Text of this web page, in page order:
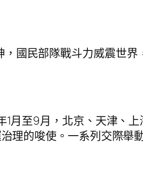
國民部隊戰斗力威震世界
至9月，北京、天津、上
理的唆使。一系列交際舉